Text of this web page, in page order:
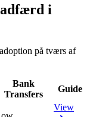
i
på tværs af
Bank
Transfers
Guide
View